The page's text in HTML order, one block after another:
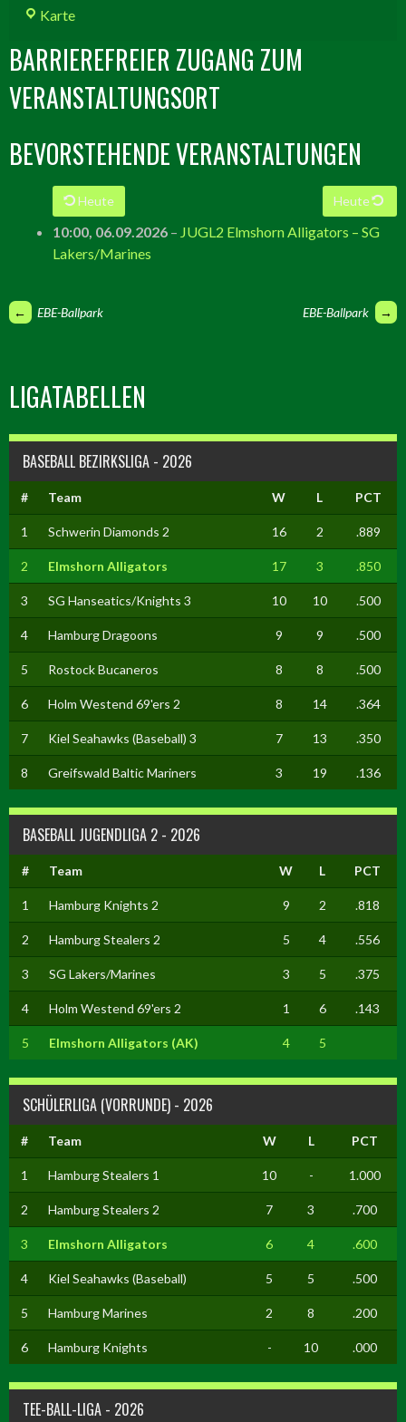
KarteEBE-
BARRIEREFREIER ZUGANG ZUM
VERANSTALTUNGSORT
BEVORSTEHENDE VERANSTALTUNGEN
Heute Heute
10:00, 06.09.2026 – JUGL2 Elmshorn Alligators – SG
Lakers/Marines
ARTIKEL-
← EBE-Ballpark EBE-Ballpark →
LIGATABELLEN
BASEBALL BEZIRKSLIGA - 2026
# Team W L PCT
1 Schwerin Diamonds 2 16 2 .889
2 Elmshorn Alligators 17 3 .850
3 SG Hanseatics/Knights 3 10 10 .500
4 Hamburg Dragoons 9 9 .500
5 Rostock Bucaneros 8 8 .500
6 Holm Westend 69'ers 2 8 14 .364
7 Kiel Seahawks (Baseball) 3 7 13 .350
8 Greifswald Baltic Mariners 3 19 .136
BASEBALL JUGENDLIGA 2 - 2026
# Team W L PCT
1 Hamburg Knights 2 9 2 .818
2 Hamburg Stealers 2 5 4 .556
3 SG Lakers/Marines 3 5 .375
4 Holm Westend 69'ers 2 1 6 .143
5 Elmshorn Alligators (AK) 4 5
SCHÜLERLIGA (VORRUNDE) - 2026
# Team W L PCT
1 Hamburg Stealers 1 10 - 1.000
2 Hamburg Stealers 2 7 3 .700
3 Elmshorn Alligators 6 4 .600
4 Kiel Seahawks (Baseball) 5 5 .500
5 Hamburg Marines 2 8 .200
6 Hamburg Knights - 10 .000
TEE-BALL-LIGA - 2026